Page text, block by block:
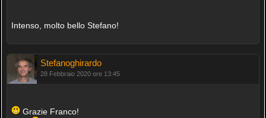
Intenso, molto bello Stefano!
Stefanoghirardo
28 Febbraio 2020 ore 13:45
Grazie Franco!